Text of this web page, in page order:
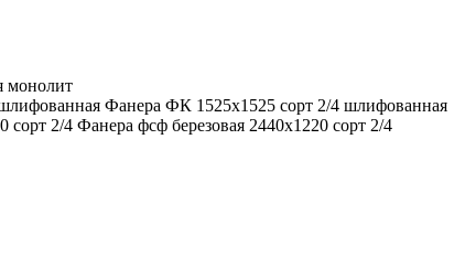
монолит
Фанера ФК 1525х1525 сорт 2/4 шлифованная
Фанера фсф березовая 2440х1220 сорт 2/4